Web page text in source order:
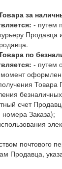
за
- путем
по
- путем
момент
Товара
счет
номера Заказа);
почтового
Продавца,